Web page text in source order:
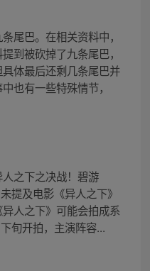
尾巴。在相关资料中，
到被砍掉了九条尾巴，
体最后还剩几条尾巴并
也有一些特殊情节，
之下之决战！碧游
提及电影《异人之下》
人之下》可能会拍成系
旬开拍，主演阵容...